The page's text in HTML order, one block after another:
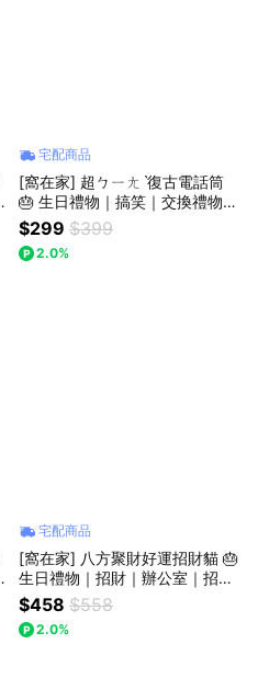
宅配商品
[窩在家] 超ㄅㄧㄤˋ復古電話筒
🎂 生日禮物｜搞笑｜交換禮物｜
辦公室｜療癒｜實用｜同事｜上
班族｜獅子座｜七夕禮物｜情人
節
$299 $399
2.0%
宅配商品
[窩在家] 八方聚財好運招財貓 🎂
生日禮物｜招財｜辦公室｜招福
貓｜開運納福｜貓咪｜實用｜升
遷升職｜喬遷｜開業開店｜療癒
｜同事｜上班族｜貓奴｜獅子座
$458 $558
2.0%